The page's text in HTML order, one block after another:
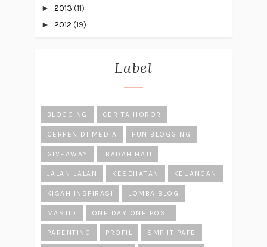
► 2013 (11)
► 2012 (19)
Label
BLOGGING CERITA HOROR
CERPEN DI MEDIA FUN BLOGGING
GIVEAWAY IBADAH HAJI
JALAN-JALAN KESEHATAN KEUANGAN
KISAH INSPIRASI LOMBA BLOG
MASJID ONE DAY ONE POST
PARENTING PROFIL SMP IT PAPB